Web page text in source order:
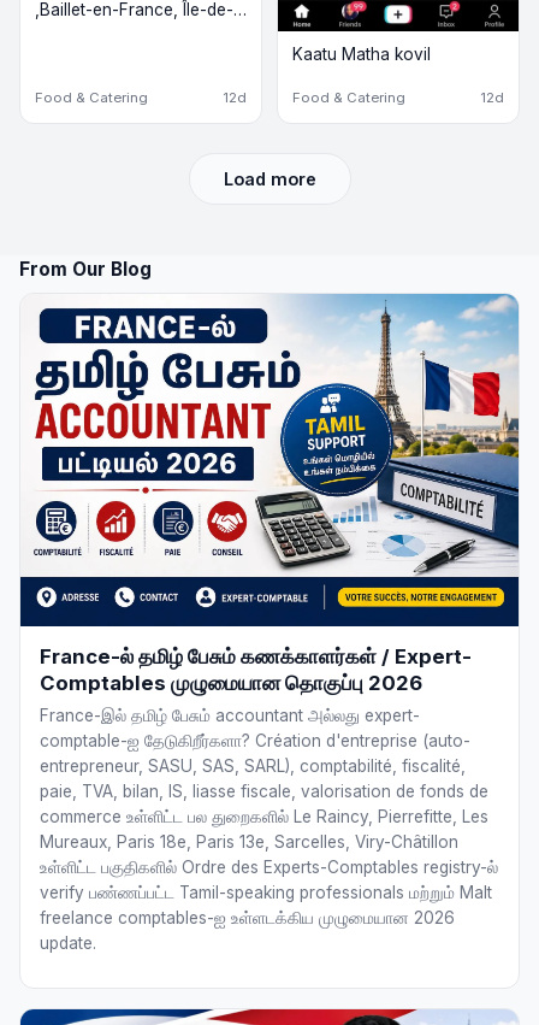
,Baillet-en-France, Île-de-
Food & Catering 12d
Kaatu Matha kovil
Food & Catering 12d
Load more
From Our Blog
France-ல் தமிழ் பேசும் கணக்காளர்கள் / Expert-
Comptables முழுமையான தொகுப்பு 2026
France-இல் தமிழ் பேசும் accountant அல்லது expert-
comptable-ஐ தேடுகிறீர்களா? Création d'entreprise (auto-
entrepreneur, SASU, SAS, SARL), comptabilité, fiscalité,
paie, TVA, bilan, IS, liasse fiscale, valorisation de fonds de
commerce உள்ளிட்ட பல துறைகளில் Le Raincy, Pierrefitte, Les
Mureaux, Paris 18e, Paris 13e, Sarcelles, Viry-Châtillon
உள்ளிட்ட பகுதிகளில் Ordre des Experts-Comptables registry-ல்
verify பண்ணப்பட்ட Tamil-speaking professionals மற்றும் Malt
freelance comptables-ஐ உள்ளடக்கிய முழுமையான 2026
update.